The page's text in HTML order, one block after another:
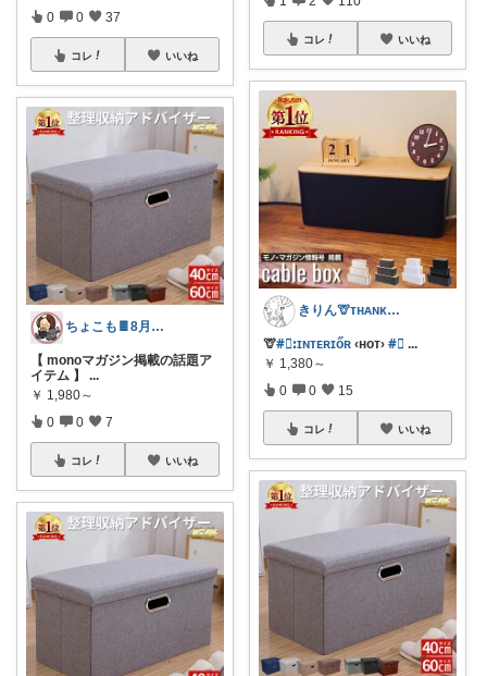
0 0 37
コレ いいね
ちょこも🍫8月の推し♡お買物メモ
【 monoマガジン掲載の話題ア
イテム 】
...
￥ 1,980～
0 0 7
コレ いいね
コレ いいね
きりん🦒ᴛʜᴀɴᴋs ᴀʟᴡᴀʏs.
🦒#⃞ꓽɪɴᴛᴇʀɪőʀ ‹ʜᴏᴛ› #⃞ ...
￥ 1,380～
0 0 15
コレ いいね